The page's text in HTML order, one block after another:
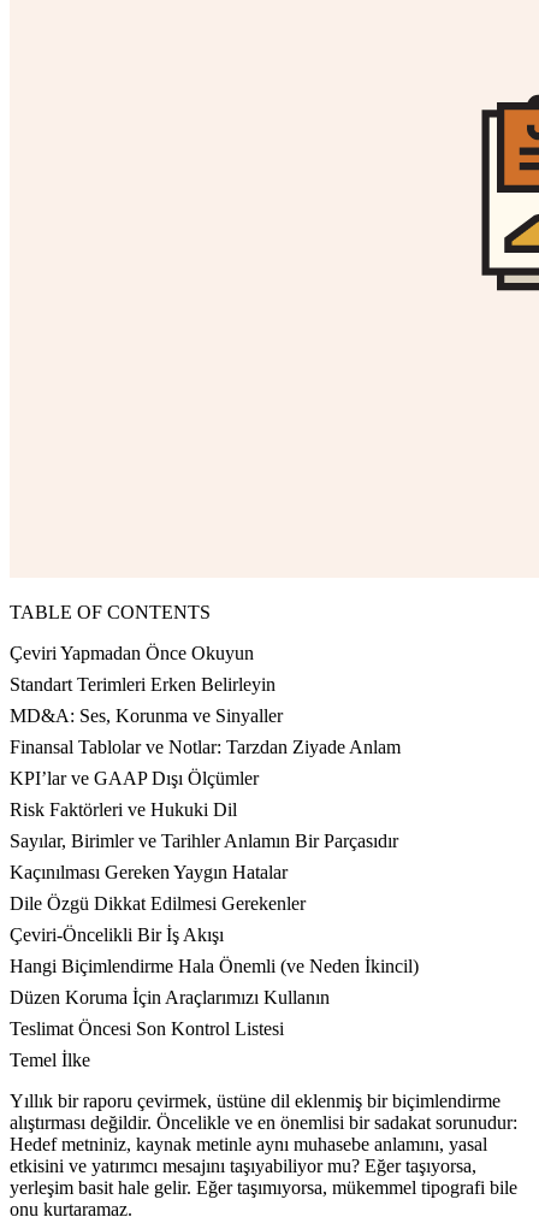
TABLE OF CONTENTS
Çeviri Yapmadan Önce Okuyun
Standart Terimleri Erken Belirleyin
MD&A: Ses, Korunma ve Sinyaller
Finansal Tablolar ve Notlar: Tarzdan Ziyade Anlam
KPI’lar ve GAAP Dışı Ölçümler
Risk Faktörleri ve Hukuki Dil
Sayılar, Birimler ve Tarihler Anlamın Bir Parçasıdır
Kaçınılması Gereken Yaygın Hatalar
Dile Özgü Dikkat Edilmesi Gerekenler
Çeviri-Öncelikli Bir İş Akışı
Hangi Biçimlendirme Hala Önemli (ve Neden İkincil)
Düzen Koruma İçin Araçlarımızı Kullanın
Teslimat Öncesi Son Kontrol Listesi
Temel İlke
Yıllık bir raporu çevirmek, üstüne dil eklenmiş bir biçimlendirme
alıştırması değildir. Öncelikle ve en önemlisi bir sadakat sorunudur:
Hedef metniniz, kaynak metinle aynı muhasebe anlamını, yasal
etkisini ve yatırımcı mesajını taşıyabiliyor mu? Eğer taşıyorsa,
yerleşim basit hale gelir. Eğer taşımıyorsa, mükemmel tipografi bile
onu kurtaramaz.